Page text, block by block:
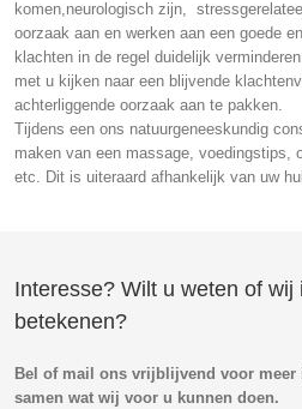
komen,neurologisch zijn,
oorzaak aan en werken aan een goede
klachten in de regel duidelijk
met u kijken naar een blijvende
achterliggende oorzaak aan te pakken.
Tijdens een ons natuurgeneeskundig
maken van een massage, voedingstips,
etc. Dit is uiteraard afhankelijk van uw
Interesse? Wilt u weten of wij
betekenen?
Bel of mail ons vrijblijvend voor meer
samen wat wij voor u kunnen doen.